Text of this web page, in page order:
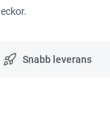
Snabb leverans